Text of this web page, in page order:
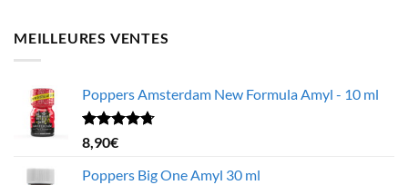
MEILLEURES VENTES
Poppers Amsterdam New Formula Amyl - 10 ml
Note4.68
sur 5
8,90€
Poppers Big One Amyl 30 ml